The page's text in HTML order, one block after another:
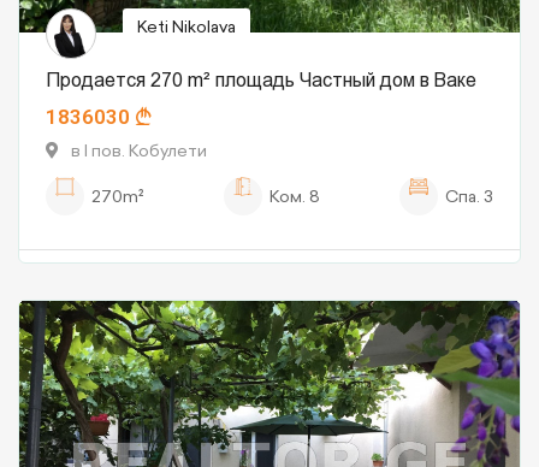
Keti Nikolava
Продается 270 m² площадь Частный дом в Ваке
1836030
в I пов. Кобулети
270m²
Ком. 8 Спа. 3